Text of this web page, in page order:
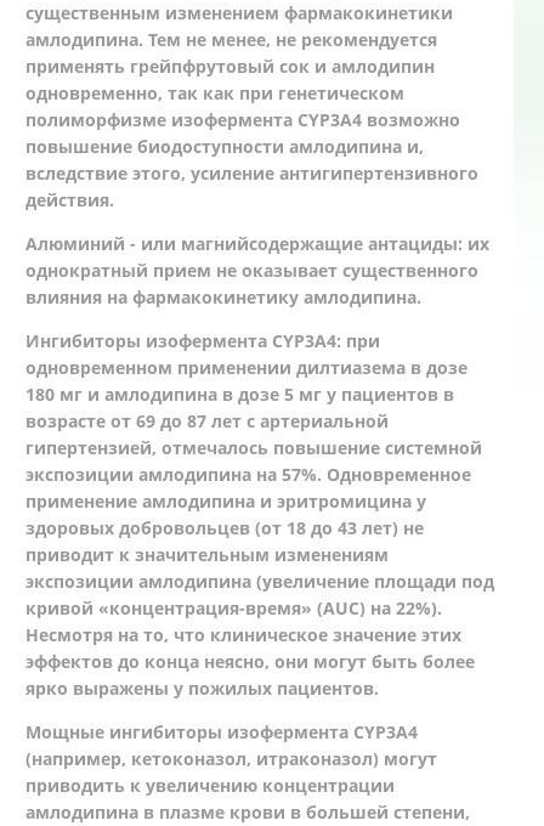
существенным изменением фармакокинетики
амлодипина. Тем не менее, не рекомендуется
применять грейпфрутовый сок и амлодипин
одновременно, так как при генетическом
полиморфизме изофермента CYP3А4 возможно
повышение биодоступности амлодипина и,
вследствие этого, усиление антигипертензивного
действия.
Алюминий - или магнийсодержащие антациды: их
однократный прием не оказывает существенного
влияния на фармакокинетику амлодипина.
Ингибиторы изофермента CYP3А4: при
одновременном применении дилтиазема в дозе
180 мг и амлодипина в дозе 5 мг у пациентов в
возрасте от 69 до 87 лет с артериальной
гипертензией, отмечалось повышение системной
экспозиции амлодипина на 57%. Одновременное
применение амлодипина и эритромицина у
здоровых добровольцев (от 18 до 43 лет) не
приводит к значительным изменениям
экспозиции амлодипина (увеличение площади под
кривой «концентрация-время» (AUC) на 22%).
Несмотря на то, что клиническое значение этих
эффектов до конца неясно, они могут быть более
ярко выражены у пожилых пациентов.
Мощные ингибиторы изофермента CYP3А4
(например, кетоконазол, итраконазол) могут
приводить к увеличению концентрации
амлодипина в плазме крови в большей степени,